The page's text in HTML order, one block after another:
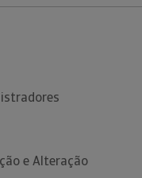
e Alteração